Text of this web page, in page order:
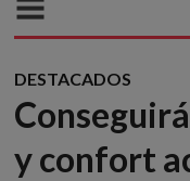
DESTACADOS
y confort